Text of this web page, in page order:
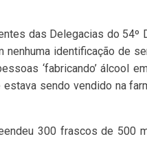
das Delegacias do
nenhuma identificação de
‘fabricando’ álcool
sendo vendido na
300 frascos de 500